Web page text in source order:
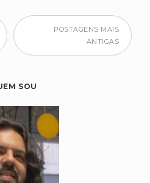
POSTAGENS MAIS
ANTIGAS
SOU